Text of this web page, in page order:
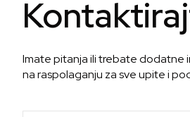
Imate pitanja ili trebate dodatne
na raspolaganju za sve upite i